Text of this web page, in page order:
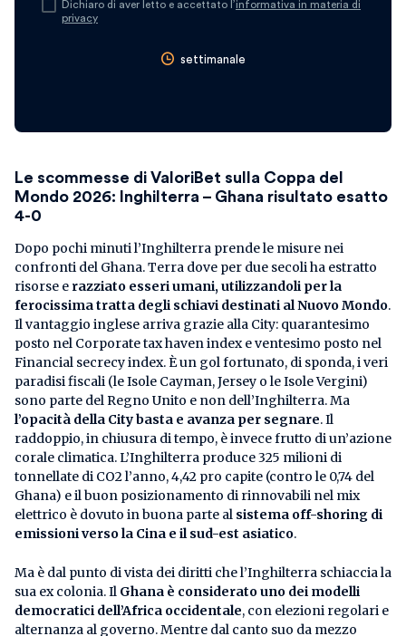
Dichiaro di aver letto e accettato l’informativa in materia di
privacy
settimanale
Le scommesse di ValoriBet sulla Coppa del
Mondo 2026: Inghilterra – Ghana risultato esatto
4-0
Dopo pochi minuti l’Inghilterra prende le misure nei
confronti del Ghana. Terra dove per due secoli ha estratto
risorse e razziato esseri umani, utilizzandoli per la
ferocissima tratta degli schiavi destinati al Nuovo Mondo.
Il vantaggio inglese arriva grazie alla City: quarantesimo
posto nel Corporate tax haven index e ventesimo posto nel
Financial secrecy index. È un gol fortunato, di sponda, i veri
paradisi fiscali (le Isole Cayman, Jersey o le Isole Vergini)
sono parte del Regno Unito e non dell’Inghilterra. Ma
l’opacità della City basta e avanza per segnare. Il
raddoppio, in chiusura di tempo, è invece frutto di un’azione
corale climatica. L’Inghilterra produce 325 milioni di
tonnellate di CO2 l’anno, 4,42 pro capite (contro le 0,74 del
Ghana) e il buon posizionamento di rinnovabili nel mix
elettrico è dovuto in buona parte al sistema off-shoring di
emissioni verso la Cina e il sud-est asiatico.
Ma è dal punto di vista dei diritti che l’Inghilterra schiaccia la
sua ex colonia. Il Ghana è considerato uno dei modelli
democratici dell’Africa occidentale, con elezioni regolari e
alternanza al governo. Mentre dal canto suo da mezzo